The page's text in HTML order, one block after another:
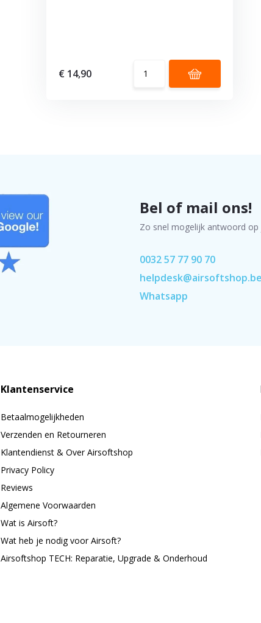
€ 14,90
Bel of mail ons!
Zo snel mogelijk antwoord op
0032 57 77 90 70
helpdesk@airsoftshop.be
Whatsapp
Klantenservice
Betaalmogelijkheden
Verzenden en Retourneren
Klantendienst & Over Airsoftshop
Privacy Policy
Reviews
Algemene Voorwaarden
Wat is Airsoft?
Wat heb je nodig voor Airsoft?
Airsoftshop TECH: Reparatie, Upgrade & Onderhoud